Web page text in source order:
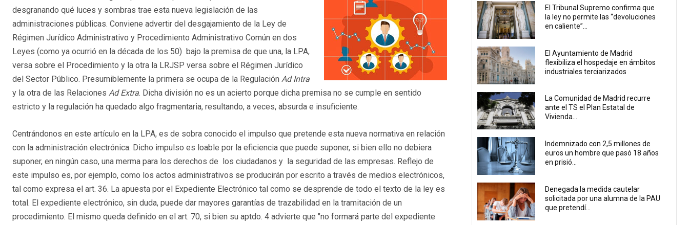
desgranando qué luces y sombras trae esta nueva legislación de las
administraciones públicas. Conviene advertir del desgajamiento de la Ley de
Régimen Jurídico Administrativo y Procedimiento Administrativo Común en dos
Leyes (como ya ocurrió en la década de los 50) bajo la premisa de que una, la LPA,
versa sobre el Procedimiento y la otra la LRJSP versa sobre el Régimen Jurídico
del Sector Público. Presumiblemente la primera se ocupa de la Regulación Ad Intra
y la otra de las Relaciones Ad Extra. Dicha división no es un acierto porque dicha premisa no se cumple en sentido
estricto y la regulación ha quedado algo fragmentaria, resultando, a veces, absurda e insuficiente.
Centrándonos en este artículo en la LPA, es de sobra conocido el impulso que pretende esta nueva normativa en relación
con la administración electrónica. Dicho impulso es loable por la eficiencia que puede suponer, si bien ello no debiera
suponer, en ningún caso, una merma para los derechos de los ciudadanos y la seguridad de las empresas. Reflejo de
este impulso es, por ejemplo, como los actos administrativos se producirán por escrito a través de medios electrónicos,
tal como expresa el art. 36. La apuesta por el Expediente Electrónico tal como se desprende de todo el texto de la ley es
total. El expediente electrónico, sin duda, puede dar mayores garantías de trazabilidad en la tramitación de un
procedimiento. El mismo queda definido en el art. 70, si bien su aptdo. 4 advierte que "no formará parte del expediente
El Tribunal Supremo confirma que
la ley no permite las “devoluciones
en caliente”...
El Ayuntamiento de Madrid
flexibiliza el hospedaje en ámbitos
industriales terciarizados
La Comunidad de Madrid recurre
ante el TS el Plan Estatal de
Vivienda...
Indemnizado con 2,5 millones de
euros un hombre que pasó 18 años
en prisió...
Denegada la medida cautelar
solicitada por una alumna de la PAU
que pretendí...